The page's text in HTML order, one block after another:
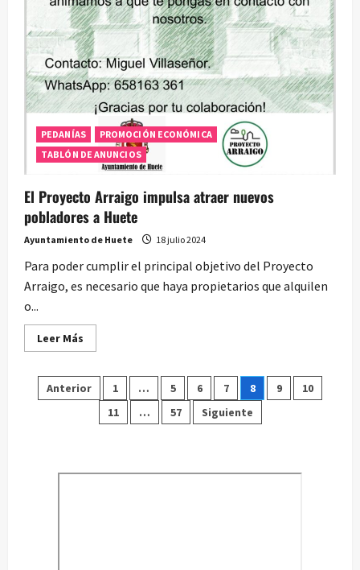
PEDANÍAS
PROMOCIÓN ECONÓMICA
TABLÓN DE ANUNCIOS
El Proyecto Arraigo impulsa atraer nuevos
pobladores a Huete
Ayuntamiento de Huete 18 julio 2024
Para poder cumplir el principal objetivo del Proyecto
Arraigo, es necesario que haya propietarios que alquilen
o...
Leer Más
más
Proyecto
Arraigo
impulsa
atraer
Huete
Paginación
Anterior 1 … 5 6 7 8 9
10
11
… 57 Siguiente